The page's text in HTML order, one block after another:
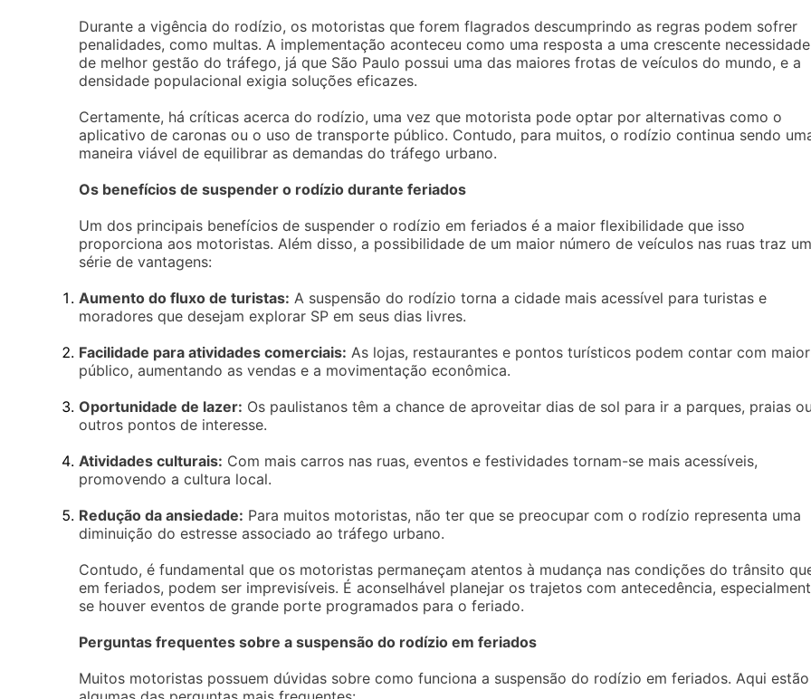
Durante a vigência do rodízio, os motoristas que forem flagrados descumprindo as regras podem sofrer
penalidades, como multas. A implementação aconteceu como uma resposta a uma crescente necessidade
de melhor gestão do tráfego, já que São Paulo possui uma das maiores frotas de veículos do mundo, e a
densidade populacional exigia soluções eficazes.
Certamente, há críticas acerca do rodízio, uma vez que motorista pode optar por alternativas como o
aplicativo de caronas ou o uso de transporte público. Contudo, para muitos, o rodízio continua sendo
maneira viável de equilibrar as demandas do tráfego urbano.
Os benefícios de suspender o rodízio durante feriados
Um dos principais benefícios de suspender o rodízio em feriados é a maior flexibilidade que isso
proporciona aos motoristas. Além disso, a possibilidade de um maior número de veículos nas ruas traz
série de vantagens:
Aumento do fluxo de turistas: A suspensão do rodízio torna a cidade mais acessível para turistas e
moradores que desejam explorar SP em seus dias livres.
Facilidade para atividades comerciais: As lojas, restaurantes e pontos turísticos podem contar com maior
público, aumentando as vendas e a movimentação econômica.
Oportunidade de lazer: Os paulistanos têm a chance de aproveitar dias de sol para ir a parques, praias ou
outros pontos de interesse.
Atividades culturais: Com mais carros nas ruas, eventos e festividades tornam-se mais acessíveis,
promovendo a cultura local.
Redução da ansiedade: Para muitos motoristas, não ter que se preocupar com o rodízio representa uma
diminuição do estresse associado ao tráfego urbano.
Contudo, é fundamental que os motoristas permaneçam atentos à mudança nas condições do trânsito
em feriados, podem ser imprevisíveis. É aconselhável planejar os trajetos com antecedência,
se houver eventos de grande porte programados para o feriado.
Perguntas frequentes sobre a suspensão do rodízio em feriados
Muitos motoristas possuem dúvidas sobre como funciona a suspensão do rodízio em feriados. Aqui estão